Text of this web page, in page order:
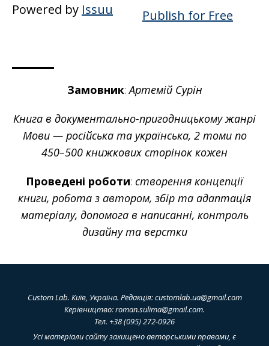
Powered by Issuu Publish for Free
Замовник:Артемій Сурін
Книга в документально-пригодницькому жанрі
Мови — російська та українська, 2 томи по
450–500 книжкових сторінок кожен
Проведені роботи: створення концепції
книги, робота з автором, збір та адаптація
матеріалу, допомога в написанні, контроль
дизайну та верстки
Custom Lab. Київ, Україна. Редакція:customlab.ua@gmail.com
Керівництво:roman.sulima@gmail.com.
Тел. +38 (095) 272-0926
Усі матеріали сайту захищено авторськими правами, є